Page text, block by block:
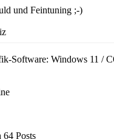
und Feintuning ;-)
Software: Windows 11 /
64 Posts